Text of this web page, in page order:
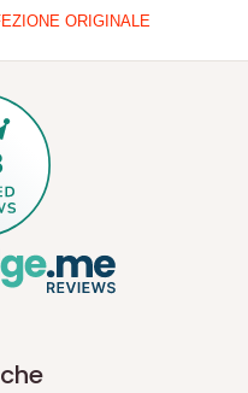
ORIGINALE